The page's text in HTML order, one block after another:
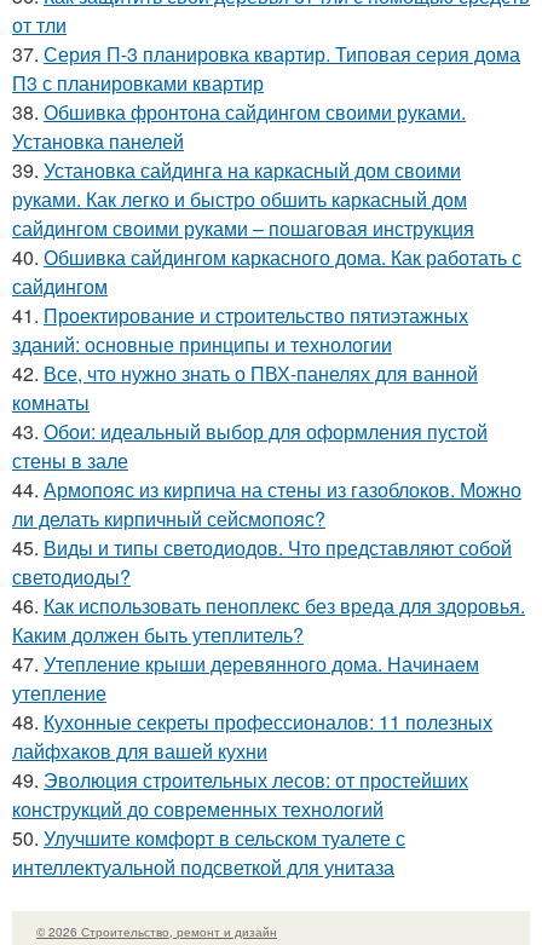
от тли
37. Серия П-3 планировка квартир. Типовая серия дома
П3 с планировками квартир
38. Обшивка фронтона сайдингом своими руками.
Установка панелей
39. Установка сайдинга на каркасный дом своими
руками. Как легко и быстро обшить каркасный дом
сайдингом своими руками – пошаговая инструкция
40. Обшивка сайдингом каркасного дома. Как работать с
сайдингом
41. Проектирование и строительство пятиэтажных
зданий: основные принципы и технологии
42. Все, что нужно знать о ПВХ-панелях для ванной
комнаты
43. Обои: идеальный выбор для оформления пустой
стены в зале
44. Армопояс из кирпича на стены из газоблоков. Можно
ли делать кирпичный сейсмопояс?
45. Виды и типы светодиодов. Что представляют собой
светодиоды?
46. Как использовать пеноплекс без вреда для здоровья.
Каким должен быть утеплитель?
47. Утепление крыши деревянного дома. Начинаем
утепление
48. Кухонные секреты профессионалов: 11 полезных
лайфхаков для вашей кухни
49. Эволюция строительных лесов: от простейших
конструкций до современных технологий
50. Улучшите комфорт в сельском туалете с
интеллектуальной подсветкой для унитаза
© 2026 Строительство, ремонт и дизайн